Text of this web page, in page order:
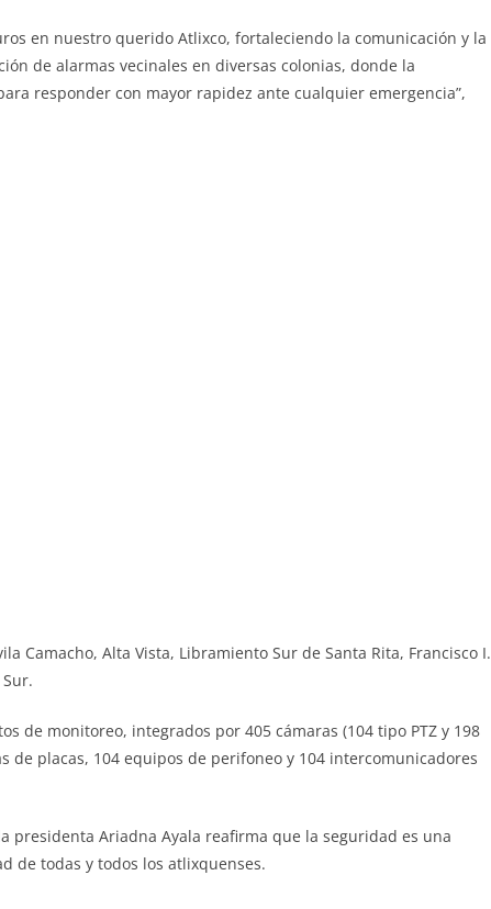
en nuestro querido Atlixco, fortaleciendo la comunicación y la
de alarmas vecinales en diversas colonias, donde la
responder con mayor rapidez ante cualquier emergencia”,
Camacho, Alta Vista, Libramiento Sur de Santa Rita, Francisco I.
de monitoreo, integrados por 405 cámaras (104 tipo PTZ y 198
de placas, 104 equipos de perifoneo y 104 intercomunicadores
presidenta Ariadna Ayala reafirma que la seguridad es una
de todas y todos los atlixquenses.